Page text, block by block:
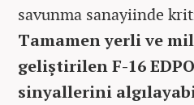
savunma sanayiinde
Tamamen yerli ve
geliştirilen F-16
sinyallerini